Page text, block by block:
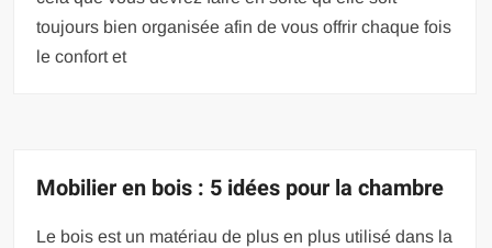
toujours bien organisée afin de vous offrir chaque fois
le confort et
Mobilier en bois : 5 idées pour la chambre
Le bois est un matériau de plus en plus utilisé dans la